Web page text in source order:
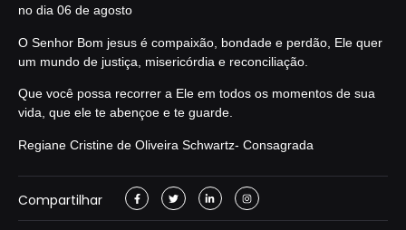
no dia 06 de agosto
O Senhor Bom jesus é compaixão, bondade e perdão, Ele quer
um mundo de justiça, misericórdia e reconciliação.
Que você possa recorrer a Ele em todos os momentos de sua
vida, que ele te abençoe e te guarde.
Regiane Cristine de Oliveira Schwartz- Consagrada
Compartilhar